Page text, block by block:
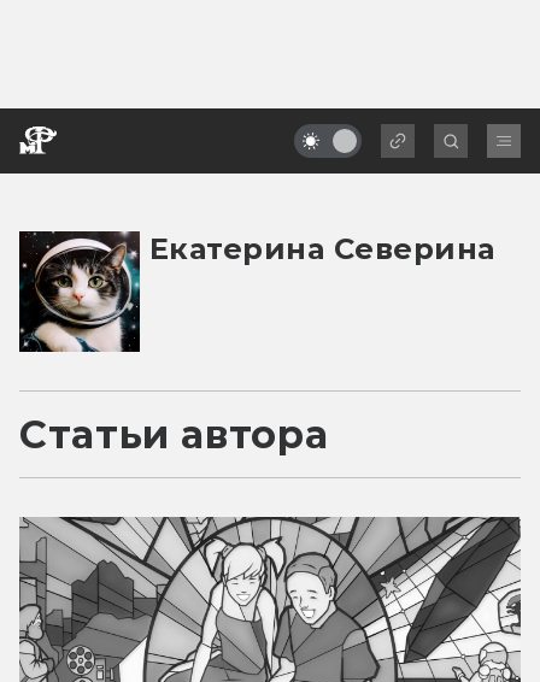
Екатерина Северина
Статьи автора